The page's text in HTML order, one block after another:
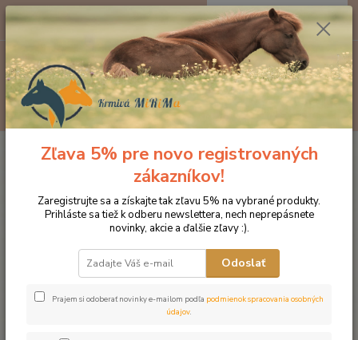
Menu
0ks
za0 €
Doplnky výživy Bylinky Seaweed morské riasy
Seaweed morské riasy
Zľava 5% pre novo registrovaných
zákazníkov!
Zaregistrujte sa a získajte tak zľavu 5% na vybrané produkty.
Prihláste sa tiež k odberu newslettera, nech neprepásnete
novinky, akcie a ďalšie zľavy :).
Odoslať
Prajem si odoberať novinky e-mailom podľa podmienok spracovania osobných
údajov.